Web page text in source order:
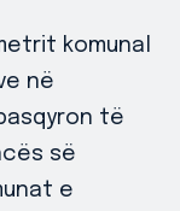
komunal
në
të
së
e